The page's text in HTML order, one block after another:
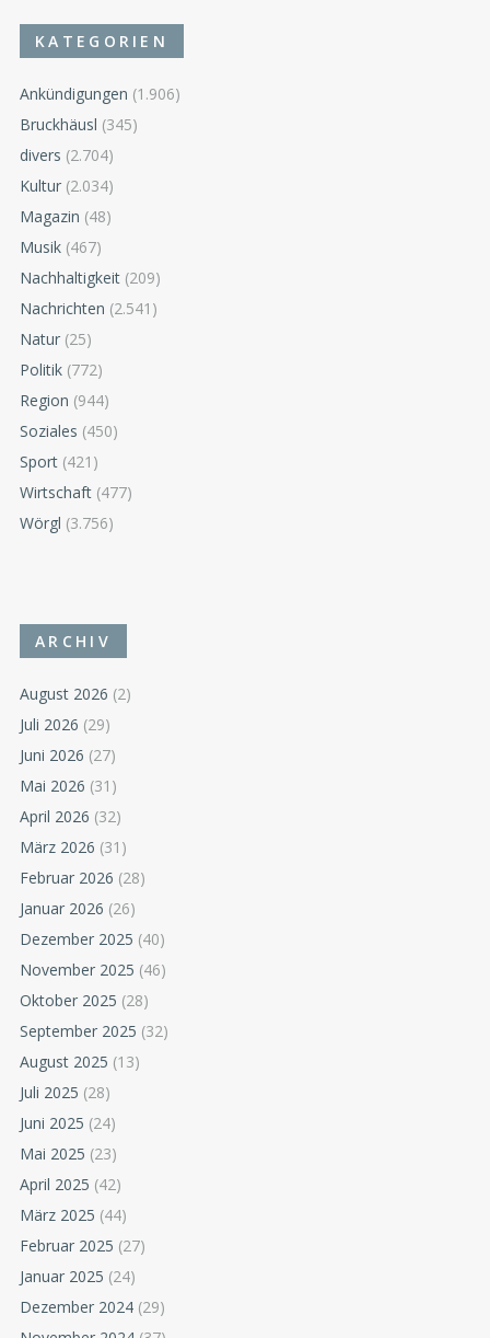
KATEGORIEN
Ankündigungen (1.906)
Bruckhäusl (345)
divers (2.704)
Kultur (2.034)
Magazin (48)
Musik (467)
Nachhaltigkeit (209)
Nachrichten (2.541)
Natur (25)
Politik (772)
Region (944)
Soziales (450)
Sport (421)
Wirtschaft (477)
Wörgl (3.756)
ARCHIV
August 2026 (2)
Juli 2026 (29)
Juni 2026 (27)
Mai 2026 (31)
April 2026 (32)
März 2026 (31)
Februar 2026 (28)
Januar 2026 (26)
Dezember 2025 (40)
November 2025 (46)
Oktober 2025 (28)
September 2025 (32)
August 2025 (13)
Juli 2025 (28)
Juni 2025 (24)
Mai 2025 (23)
April 2025 (42)
März 2025 (44)
Februar 2025 (27)
Januar 2025 (24)
Dezember 2024 (29)